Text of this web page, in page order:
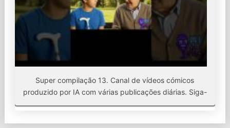
Super compilação 13. Canal de vídeos cómicos
produzido por IA com várias publicações diárias. Siga-